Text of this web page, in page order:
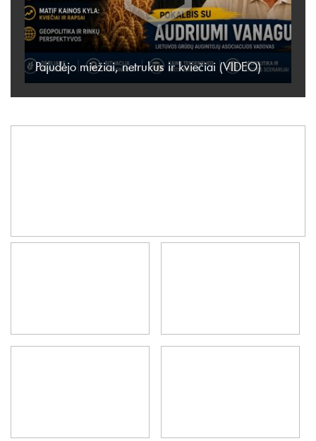
Pajudėjo miežiai, netrukus ir kviečiai (VIDEO)